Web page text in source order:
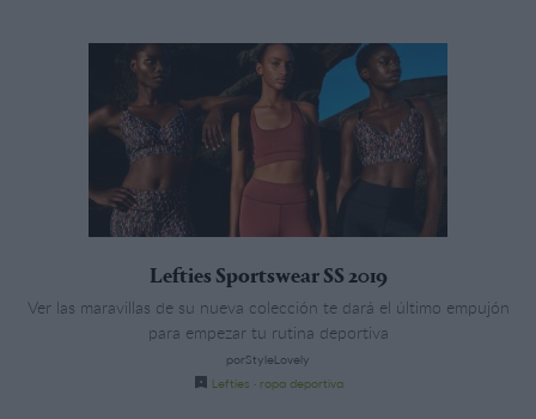
Lefties Sportswear SS 2019
Ver las maravillas de su nueva colección te dará el último empujón
para empezar tu rutina deportiva
porStyleLovely
Lefties
ropa deportiva